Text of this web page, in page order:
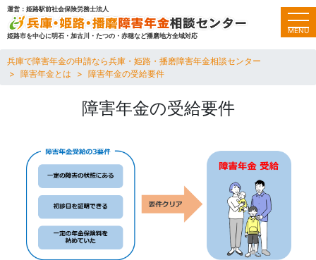
MENU
運営：姫路駅前社会保険労務士法人
姫路市を中心に明石・加古川・たつの・赤穂など播磨地方全域対応
兵庫で障害年金の申請なら兵庫・姫路・播磨障害年金相談センター
障害年金とは
障害年金の受給要件
障害年金の受給要件